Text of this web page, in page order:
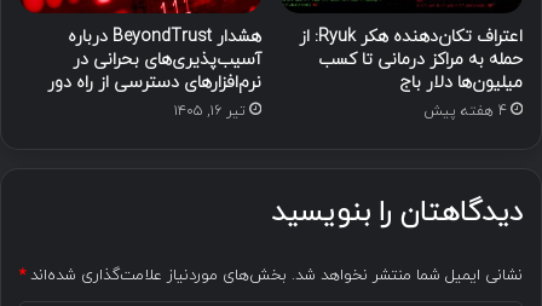
اعتراف تکان‌دهنده هکر Ryuk: از
حمله به مراکز درمانی تا کسب
میلیون‌ها دلار باج
4 هفته پیش
هشدار BeyondTrust درباره
آسیب‌پذیری‌های بحرانی در
نرم‌افزارهای دسترسی از راه دور
تیر ۱۶, ۱۴۰۵
دیدگاهتان را بنویسید
نشانی ایمیل شما منتشر نخواهد شد. بخش‌های موردنیاز علامت‌گذاری شده‌اند*